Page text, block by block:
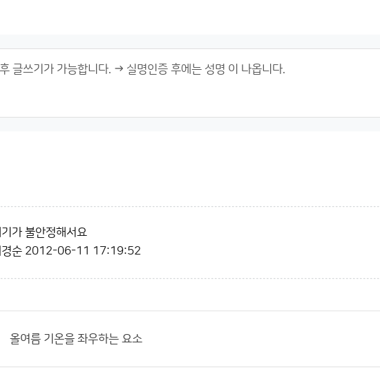
가 불안정해서요
순 2012-06-11 17:19:52
올여름 기온을 좌우하는 요소